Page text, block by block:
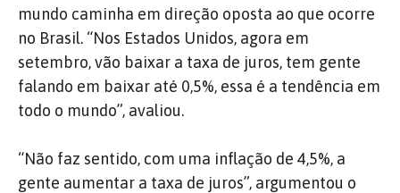
mundo caminha em direção oposta ao que ocorre
no Brasil. “Nos Estados Unidos, agora em
setembro, vão baixar a taxa de juros, tem gente
falando em baixar até 0,5%, essa é a tendência em
todo o mundo”, avaliou.
“Não faz sentido, com uma inflação de 4,5%, a
gente aumentar a taxa de juros”, argumentou o